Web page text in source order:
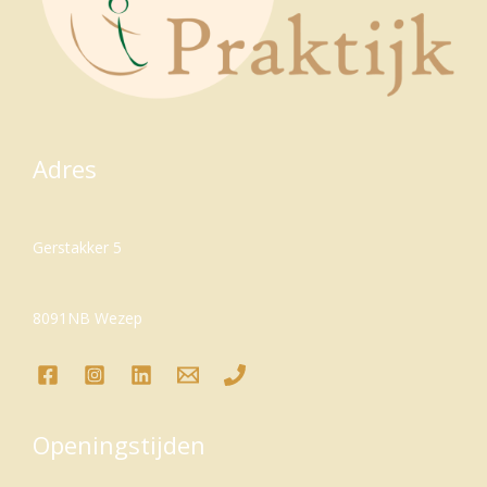
Adres
Gerstakker 5
8091NB Wezep
Openingstijden